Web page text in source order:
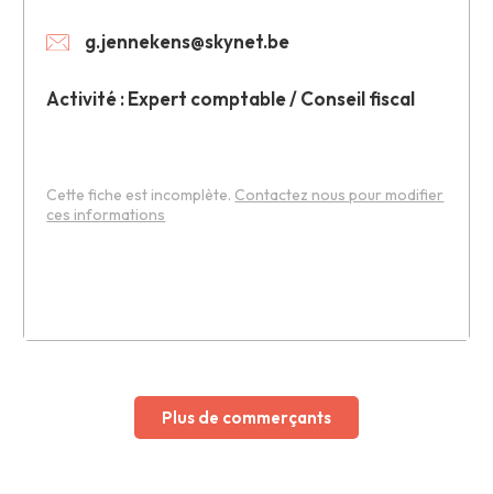
g.jennekens@skynet.be
Activité : Expert comptable / Conseil fiscal
Cette fiche est incomplète. Contactez nous pour modifier
ces informations
Plus de commerçants